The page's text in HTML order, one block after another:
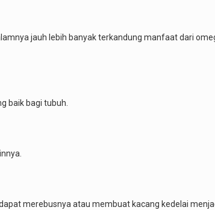
jauh lebih banyak terkandung manfaat dari
baik bagi tubuh.
merebusnya atau membuat kacang kedelai